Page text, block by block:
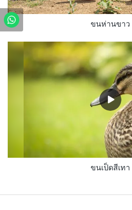
ขนห่านขาว
ขนเป็ดสีเทา